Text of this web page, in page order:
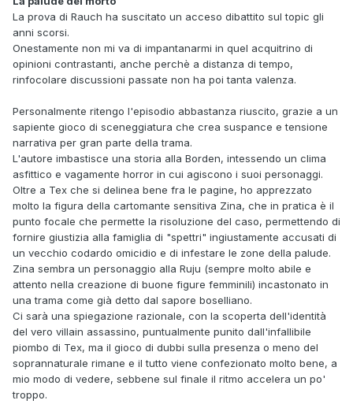
La prova di Rauch ha suscitato un acceso dibattito sul topic gli
anni scorsi.
Onestamente non mi va di impantanarmi in quel acquitrino di
opinioni contrastanti, anche perchè a distanza di tempo,
rinfocolare discussioni passate non ha poi tanta valenza.
Personalmente ritengo l'episodio abbastanza riuscito, grazie a un
sapiente gioco di sceneggiatura che crea suspance e tensione
narrativa per gran parte della trama.
L'autore imbastisce una storia alla Borden, intessendo un clima
asfittico e vagamente horror in cui agiscono i suoi personaggi.
Oltre a Tex che si delinea bene fra le pagine, ho apprezzato
molto la figura della cartomante sensitiva Zina, che in pratica è il
punto focale che permette la risoluzione del caso, permettendo di
fornire giustizia alla famiglia di "spettri" ingiustamente accusati di
un vecchio codardo omicidio e di infestare le zone della palude.
Zina sembra un personaggio alla Ruju (sempre molto abile e
attento nella creazione di buone figure femminili) incastonato in
una trama come già detto dal sapore boselliano.
Ci sarà una spiegazione razionale, con la scoperta dell'identità
del vero villain assassino, puntualmente punito dall'infallibile
piombo di Tex, ma il gioco di dubbi sulla presenza o meno del
soprannaturale rimane e il tutto viene confezionato molto bene, a
mio modo di vedere, sebbene sul finale il ritmo accelera un po'
troppo.